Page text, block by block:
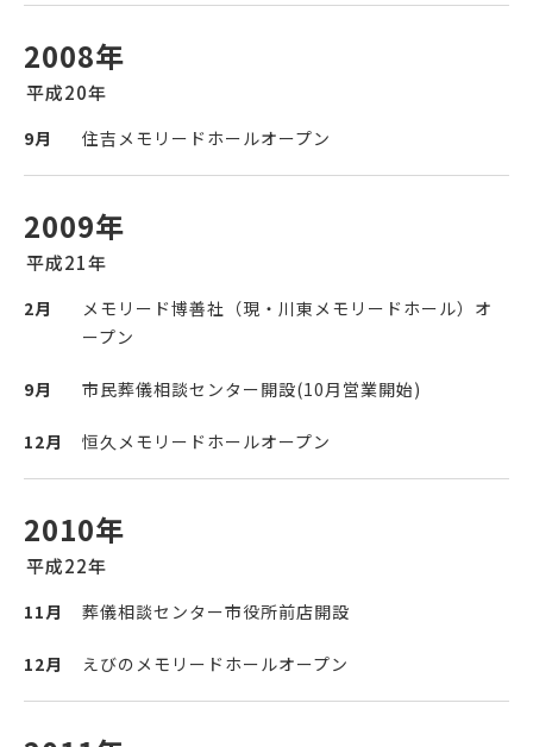
2008年
平成20年
9月 住吉メモリードホールオープン
2009年
平成21年
2月
メモリード博善社（現・川東メモリードホール）オ
ープン
9月 市民葬儀相談センター開設(10月営業開始)
12月 恒久メモリードホールオープン
2010年
平成22年
11月 葬儀相談センター市役所前店開設
12月 えびのメモリードホールオープン